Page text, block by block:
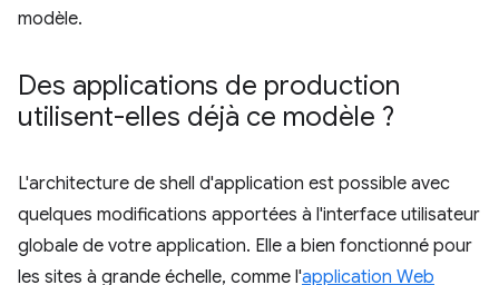
modèle.
Des applications de production
utilisent-elles déjà ce modèle ?
L'architecture de shell d'application est possible avec
quelques modifications apportées à l'interface utilisateur
globale de votre application. Elle a bien fonctionné pour
les sites à grande échelle, comme l'application Web